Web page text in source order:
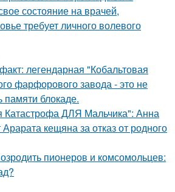
состояние на врачей,
требует личного волевого
легендарная "Кобальтовая
фарфорового завода - это не
памяти блокаде.
ДЛЯ Мальчика": Анна
Арарата кещяна за отказ от родного
пионеров и комсомольцев: